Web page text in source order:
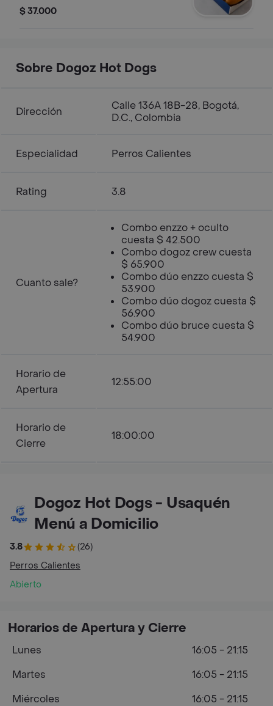
$ 37.000
Sobre Dogoz Hot Dogs
Dirección
Calle 136A 18B-28, Bogotá,
D.C., Colombia
Especialidad Perros Calientes
Rating 3.8
Cuanto sale?
Combo enzzo + oculto
cuesta $ 42.500
Combo dogoz crew cuesta
$ 65.900
Combo dúo enzzo cuesta $
53.900
Combo dúo dogoz cuesta $
56.900
Combo dúo bruce cuesta $
54.900
Horario de
Apertura
12:55:00
Horario de
Cierre
18:00:00
Dogoz Hot Dogs - Usaquén
Menú a Domicilio
3.8
(26)
Perros Calientes
Abierto
Horarios de Apertura y Cierre
Lunes
16:05 - 21:15
Martes
16:05 - 21:15
Miércoles
16:05 - 21:15